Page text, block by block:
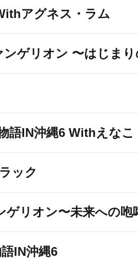
アグネス・ラム
ンゲリオン 〜はじま
語IN沖縄6 Withえなこ
ック
ゲリオン〜未来への咆
IN沖縄6